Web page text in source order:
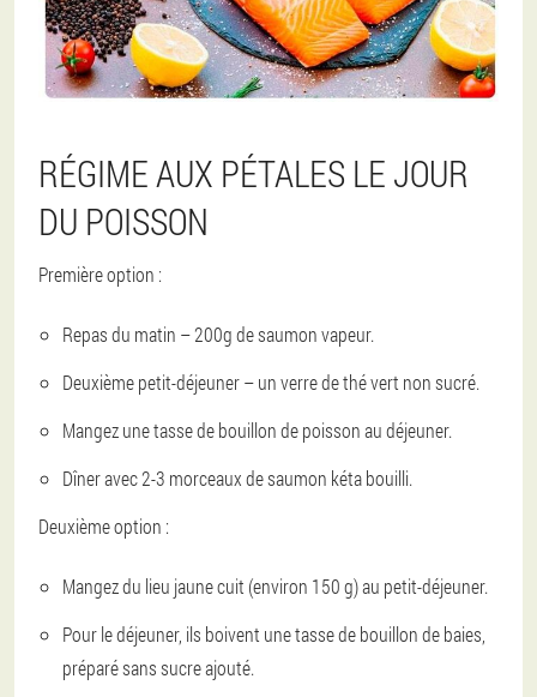
RÉGIME AUX PÉTALES LE JOUR
DU POISSON
Première option :
Repas du matin – 200g de saumon vapeur.
Deuxième petit-déjeuner – un verre de thé vert non sucré.
Mangez une tasse de bouillon de poisson au déjeuner.
Dîner avec 2-3 morceaux de saumon kéta bouilli.
Deuxième option :
Mangez du lieu jaune cuit (environ 150 g) au petit-déjeuner.
Pour le déjeuner, ils boivent une tasse de bouillon de baies,
préparé sans sucre ajouté.